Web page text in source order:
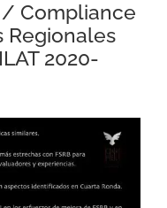
/ Compliance
Regionales
2020-